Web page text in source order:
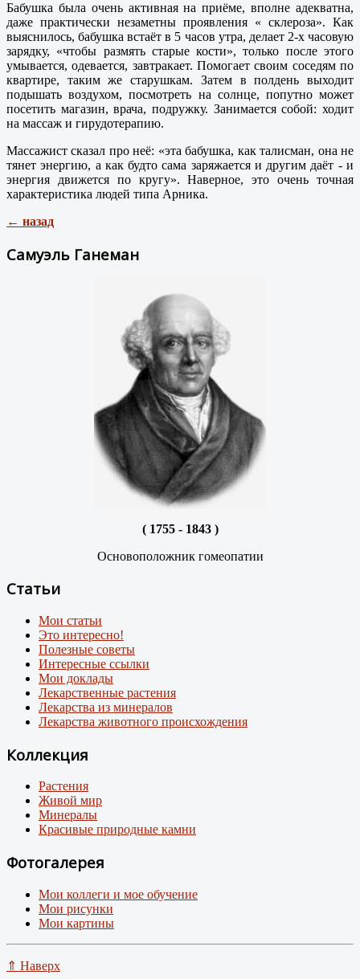
Бабушка была очень активная на приёме, вполне адекватна,
даже практически незаметны проявления « склероза». Как
выяснилось, бабушка встаёт в 5 часов утра, делает 2-х часовую
зарядку, «чтобы размять старые кости», только после этого
умывается, одевается, завтракает. Помогает своим соседям по
квартире, таким же старушкам. Затем в полдень выходит
подышать воздухом, посмотреть на солнце, попутно может
посетить магазин, врача, подружку. Занимается собой: ходит
на массаж и гирудотерапию.
Массажист сказал про неё: «эта бабушка, как талисман, она не
тянет энергию, а как будто сама заряжается и другим даёт - и
энергия движется по кругу». Наверное, это очень точная
характеристика людей типа Арника.
← назад
Самуэль Ганеман
( 1755 - 1843 )
Основоположник гомеопатии
Статьи
Мои статьи
Это интересно!
Полезные советы
Интересные ссылки
Мои доклады
Лекарственные растения
Лекарства из минералов
Лекарства животного происхождения
Коллекция
Растения
Живой мир
Минералы
Красивые природные камни
Фотогалерея
Мои коллеги и мое обучение
Мои рисунки
Мои картины
⇑ Наверх